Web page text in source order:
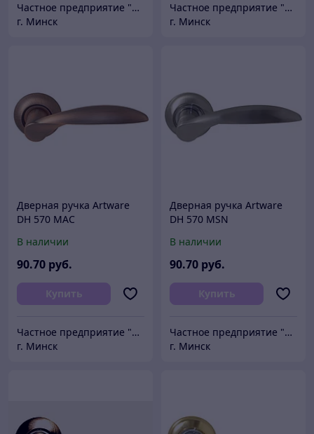
Частное предприятие "Сибалок"
г. Минск
Частное предприятие "Сибалок"
г. Минск
Дверная ручка Artware
DH 570 MAC
В наличии
90.70 руб.
Купить
Частное предприятие "Сибалок"
г. Минск
Дверная ручка Artware
DH 570 MSN
В наличии
90.70 руб.
Купить
Частное предприятие "Сибалок"
г. Минск